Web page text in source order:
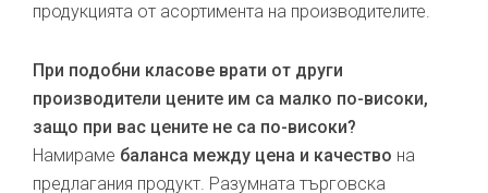
продукцията от асортимента на производителите.
При подобни класове врати от други
производители цените им са малко по-високи,
защо при вас цените не са по-високи?
Намираме баланса между цена и качество на
предлагания продукт. Разумната търговска